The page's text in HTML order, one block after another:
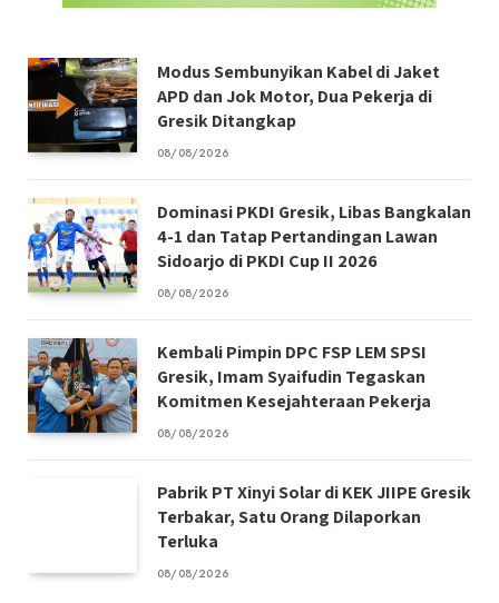
Modus Sembunyikan Kabel di Jaket
APD dan Jok Motor, Dua Pekerja di
Gresik Ditangkap
08/08/2026
Dominasi PKDI Gresik, Libas Bangkalan
4-1 dan Tatap Pertandingan Lawan
Sidoarjo di PKDI Cup II 2026
08/08/2026
Kembali Pimpin DPC FSP LEM SPSI
Gresik, Imam Syaifudin Tegaskan
Komitmen Kesejahteraan Pekerja
08/08/2026
Pabrik PT Xinyi Solar di KEK JIIPE Gresik
Terbakar, Satu Orang Dilaporkan
Terluka
08/08/2026